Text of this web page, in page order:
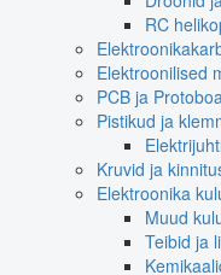
RC
Elektroonilised
PCB ja
Pistikud ja
Kruvid ja
Elektroonika
Muud
Teibid ja